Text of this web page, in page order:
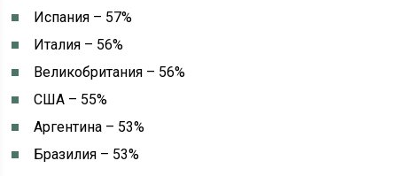
Испания – 57%
Италия – 56%
Великобритания – 56%
США – 55%
Аргентина – 53%
Бразилия – 53%